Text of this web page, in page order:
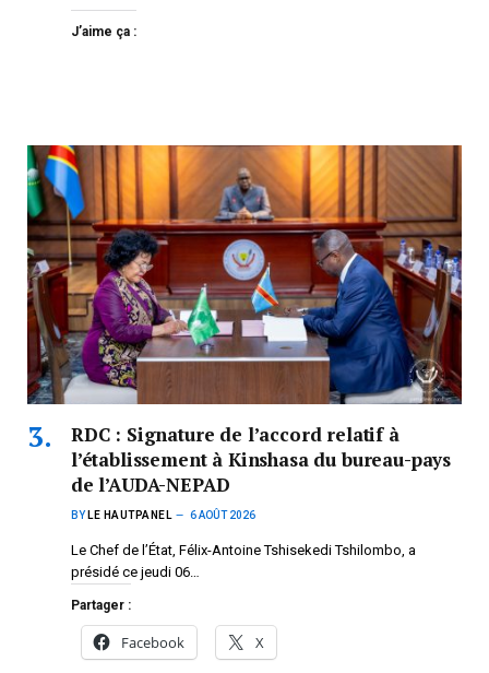
J’aime ça :
RDC : Signature de l’accord relatif à
l’établissement à Kinshasa du bureau-pays
de l’AUDA-NEPAD
BY LE HAUTPANEL 6 AOÛT 2026
Le Chef de l’État, Félix-Antoine Tshisekedi Tshilombo, a
présidé ce jeudi 06…
Partager :
Facebook X